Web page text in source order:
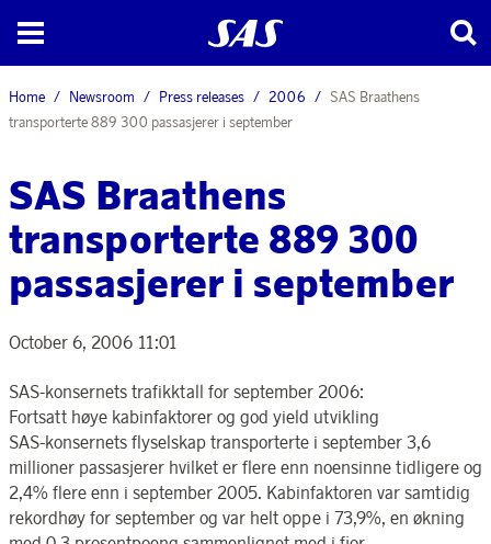
Home Newsroom Press releases 2006
SAS Braathens
transporterte 889 300 passasjerer i september
SAS Braathens
transporterte 889 300
passasjerer i september
October 6, 2006 11:01
SAS-konsernets trafikktall for september 2006:
Fortsatt høye kabinfaktorer og god yield utvikling
SAS-konsernets flyselskap transporterte i september 3,6
millioner passasjerer hvilket er flere enn noensinne tidligere og
2,4% flere enn i september 2005. Kabinfaktoren var samtidig
rekordhøy for september og var helt oppe i 73,9%, en økning